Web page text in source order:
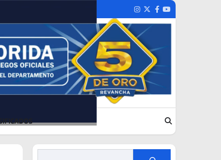
Instagram
TwitterFacebook
Youtube